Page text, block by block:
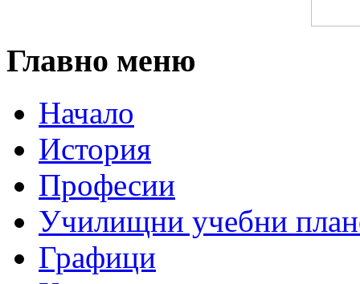
Главно меню
Начало
История
Професии
Училищни учебни
Графици